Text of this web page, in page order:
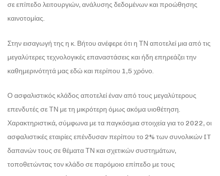
σε επίπεδο λειτουργιών, ανάλυσης δεδομένων και προώθησης
καινοτομίας.
Στην εισαγωγή της η κ. Βήτου ανέφερε ότι η ΤΝ αποτελεί μια από τις
μεγαλύτερες τεχνολογικές επαναστάσεις και ήδη επηρεάζει την
καθημερινότητά μας εδώ και περίπου 1,5 χρόνο.
Ο ασφαλιστικός κλάδος αποτελεί έναν από τους μεγαλύτερους
επενδυτές σε ΤΝ με τη μικρότερη όμως ακόμα υιοθέτηση.
Χαρακτηριστικά, σύμφωνα με τα παγκόσμια στοιχεία για το 2022, οι
ασφαλιστικές εταιρίες επένδυσαν περίπου το 2% των συνολικών IT
δαπανών τους σε θέματα ΤΝ και σχετικών συστημάτων,
τοποθετώντας τον κλάδο σε παρόμοιο επίπεδο με τους